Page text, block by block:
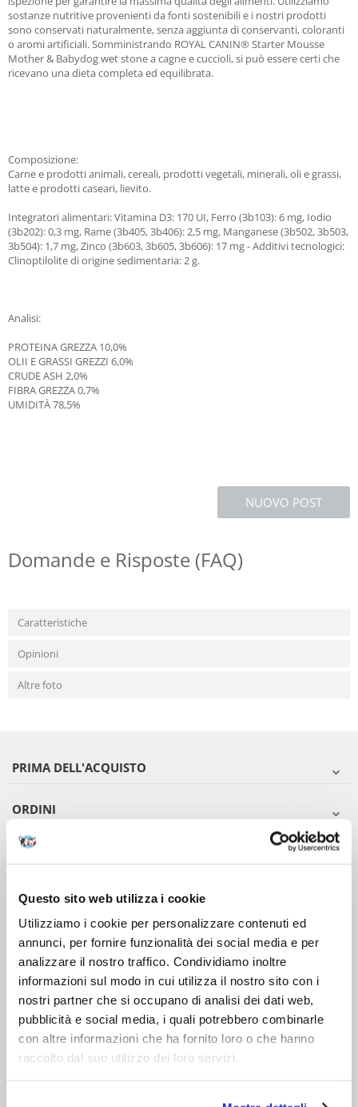
Questo sito web utilizza i cookie
Utilizziamo i cookie per personalizzare contenuti ed
annunci, per fornire funzionalità dei social media e per
analizzare il nostro traffico. Condividiamo inoltre
informazioni sul modo in cui utilizza il nostro sito con i
nostri partner che si occupano di analisi dei dati web,
pubblicità e social media, i quali potrebbero combinarle
con altre informazioni che ha fornito loro o che hanno
raccolto dal suo utilizzo dei loro servizi.
sostanze nutritive provenienti da fonti sostenibili e i nostri prodotti
sono conservati naturalmente, senza aggiunta di conservanti, coloranti
o aromi artificiali. Somministrando ROYAL CANIN® Starter Mousse
Mother & Babydog wet stone a cagne e cuccioli, si può essere certi che
ricevano una dieta completa ed equilibrata.
Composizione:
Carne e prodotti animali, cereali, prodotti vegetali, minerali, oli e grassi,
latte e prodotti caseari, lievito.
Integratori alimentari: Vitamina D3: 170 UI, Ferro (3b103): 6 mg, Iodio
(3b202): 0,3 mg, Rame (3b405, 3b406): 2,5 mg, Manganese (3b502, 3b503,
3b504): 1,7 mg, Zinco (3b603, 3b605, 3b606): 17 mg - Additivi tecnologici:
Clinoptilolite di origine sedimentaria: 2 g.
Analisi:
PROTEINA GREZZA 10,0%
OLII E GRASSI GREZZI 6,0%
CRUDE ASH 2,0%
FIBRA GREZZA 0,7%
UMIDITÀ 78,5%
NUOVO POST
Domande e Risposte (FAQ)
Caratteristiche
Opinioni
Altre foto
PRIMA DELL'ACQUISTO
ORDINI
DOPO L'ACQUISTO
VIENI A CONOSCERCI